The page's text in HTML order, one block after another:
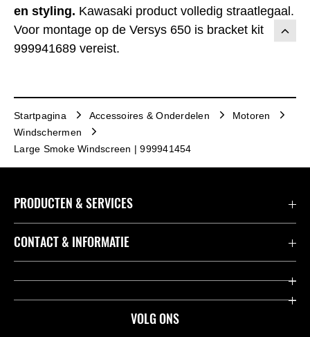
en styling. Kawasaki product volledig straatlegaal.
Voor montage op de Versys 650 is bracket kit
999941689 vereist.
Startpagina Accessoires & Onderdelen
Motoren
Windschermen
Large Smoke Windscreen | 999941454
VOLG ONS
PRODUCTEN & SERVICES
Accessoires & Onderdelen
Dealers
CONTACT & INFORMATIE
Contact